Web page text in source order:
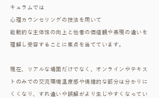
キュラムでは
心理カウンセリングの技法を用いて
能動的な主体性の向上と他者の価値観や表現の違いを
理解し受容することに焦点を当てています。
現在、リアルな場面だけでなく、オンラインやテキス
トのみでの交流環境温度感や情緒的な部分は分かりに
くくなり、すれ違いや誤解がより生じやすくなってい